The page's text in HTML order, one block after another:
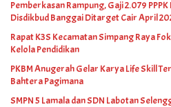
Pemberkasan Rampung, Gaji 2.079
Disdikbud Banggai Ditarget Cair April
Rapat K3S Kecamatan Simpang Raya
Kelola Pendidikan
PKBM Anugerah Gelar Karya Life Skill
Bahtera Pagimana
SMPN 5 Lamala dan SDN Labotan